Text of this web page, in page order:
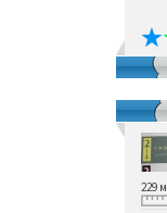
229 м